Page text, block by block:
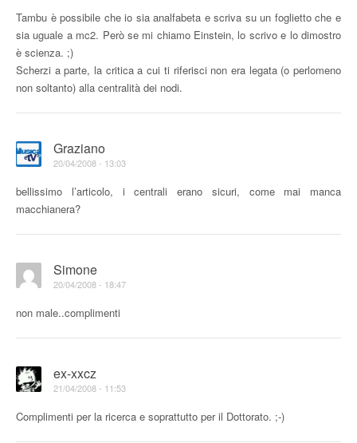
Tambu è possibile che io sia analfabeta e scriva su un foglietto che e
sia uguale a mc2. Però se mi chiamo Einstein, lo scrivo e lo dimostro
è scienza. ;)
Scherzi a parte, la critica a cui ti riferisci non era legata (o perlomeno
non soltanto) alla centralità dei nodi.
Graziano
20/04/2008 - 13:03
bellissimo l’articolo, i centrali erano sicuri, come mai manca
macchianera?
Simone
20/04/2008 - 18:47
non male..complimenti
ex-xxcz
21/04/2008 - 11:53
Complimenti per la ricerca e soprattutto per il Dottorato. ;-)